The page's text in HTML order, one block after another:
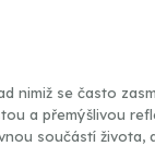
nimiž se často
a přemýšlivou
součástí života,